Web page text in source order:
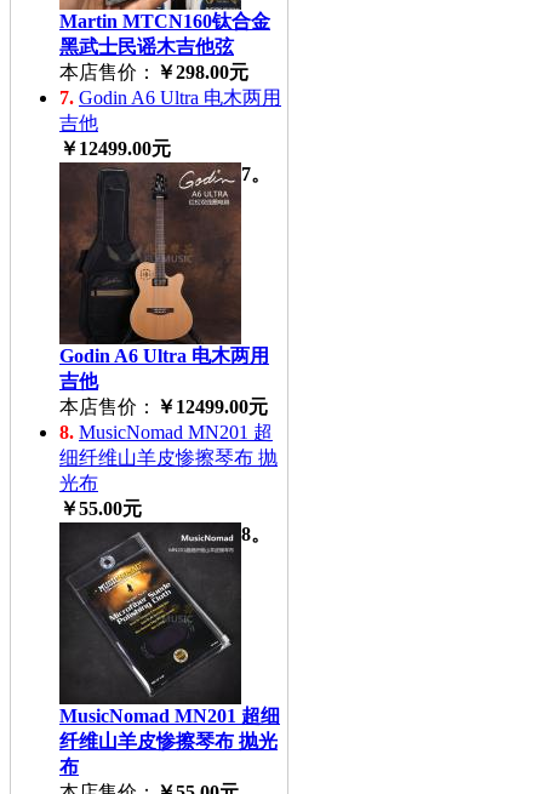
Martin MTCN160钛合金
黑武士民谣木吉他弦
本店售价： ￥298.00元
7. Godin A6 Ultra 电木两用
吉他
￥12499.00元
7。
Godin A6 Ultra 电木两用
吉他
本店售价： ￥12499.00元
8. MusicNomad MN201 超
细纤维山羊皮惨擦琴布 抛
光布
￥55.00元
8。
MusicNomad MN201 超细
纤维山羊皮惨擦琴布 抛光
布